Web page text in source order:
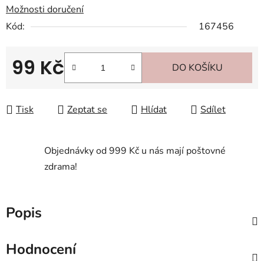
Možnosti doručení
Kód:
167456
99 Kč DO KOŠÍKU
Tisk Zeptat se Hlídat Sdílet
Objednávky od 999 Kč u nás mají poštovné
zdrama!
Popis
Hodnocení